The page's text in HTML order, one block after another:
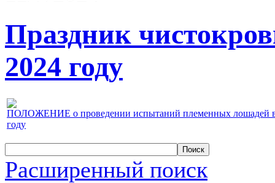
Праздник
2024 году
ПОЛОЖЕНИЕ о проведении испытаний племенных лошадей
году
Расширенный поиск